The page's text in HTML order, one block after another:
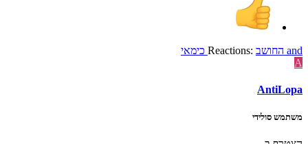
Reactions: החושב and
כימאי
A
AntiLopa
משתמש סולידי